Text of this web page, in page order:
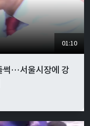
01:10
썩…서울시장에 강